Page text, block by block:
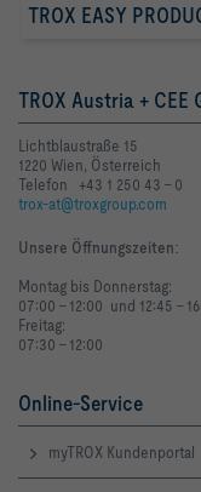
TROX EASY
TROX Austria + CEE
Lichtblaustraße 15
1220 Wien, Österreich
Telefon +43 1 250 43 - 0
trox-at@troxgroup.com
Unsere Öffnungszeiten:
Montag bis Donnerstag:
07:00 - 12:00 und 12:45 -
Freitag:
07:30 - 12:00
Online-Service
myTROX Kundenportal